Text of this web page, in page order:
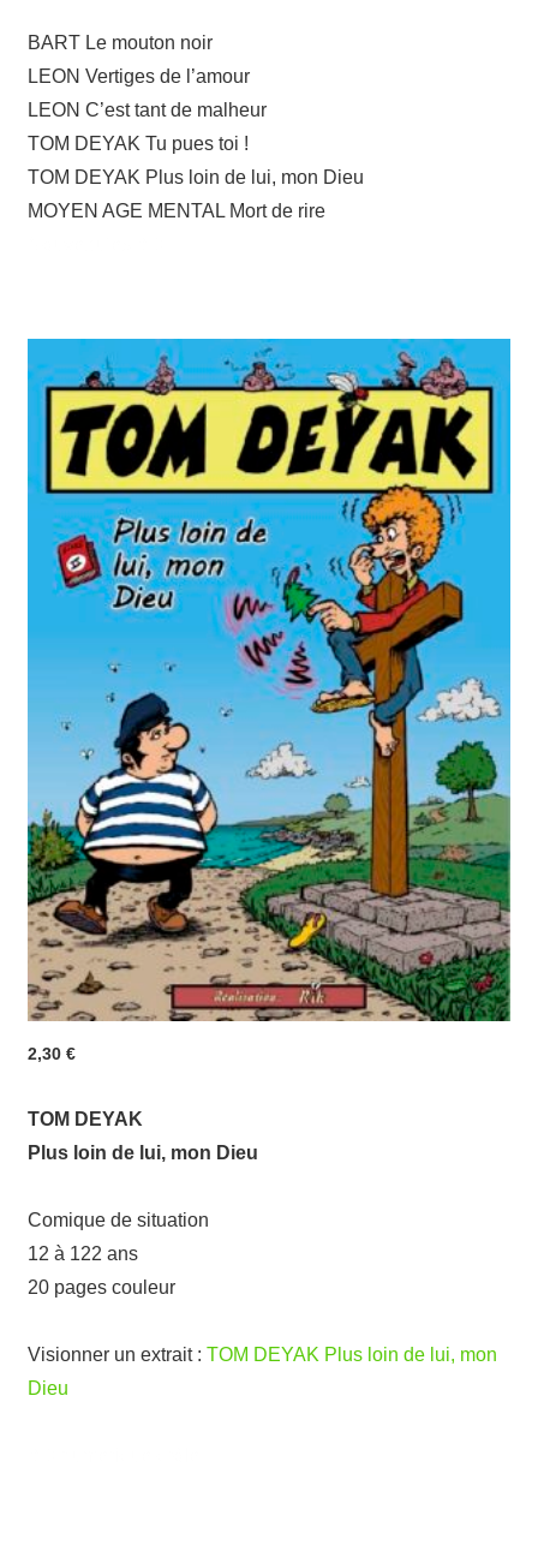
BART Le mouton noir
LEON Vertiges de l’amour
LEON C’est tant de malheur
TOM DEYAK Tu pues toi !
TOM DEYAK Plus loin de lui, mon Dieu
MOYEN AGE MENTAL Mort de rire
2,30 €
TOM DEYAK
Plus loin de lui, mon Dieu
Comique de situation
12 à 122 ans
20 pages couleur
Visionner un extrait : TOM DEYAK Plus loin de lui, mon
Dieu